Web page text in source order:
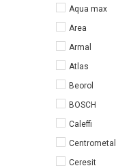
Aqua max
Area
Armal
Atlas
Beorol
BOSCH
Caleffi
Centrometal
Ceresit